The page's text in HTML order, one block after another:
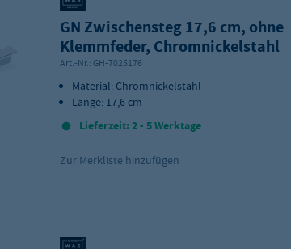
GN Zwischensteg 17,6 cm, ohne
Klemmfeder, Chromnickelstahl
Art.-Nr.: GH-7025176
Material: Chromnickelstahl
Länge: 17,6 cm
Lieferzeit: 2 - 5 Werktage
Zur Merkliste hinzufügen